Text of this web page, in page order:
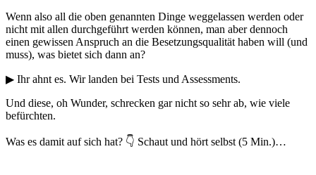
Wenn also all die oben genannten Dinge weggelassen werden oder
nicht mit allen durchgeführt werden können, man aber dennoch
einen gewissen Anspruch an die Besetzungsqualität haben will (und
muss), was bietet sich dann an?
▶ Ihr ahnt es. Wir landen bei Tests und Assessments.
Und diese, oh Wunder, schrecken gar nicht so sehr ab, wie viele
befürchten.
Was es damit auf sich hat? 👇 Schaut und hört selbst (5 Min.)…